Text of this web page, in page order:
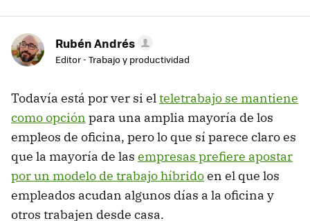
Rubén Andrés
Editor - Trabajo y productividad
Todavía está por ver si elteletrabajo se mantiene
como opción para una amplia mayoría de los
empleos de oficina, pero lo que sí parece claro es
que la mayoría de las empresas prefiere apostar
por un modelo de trabajo híbridoen el que los
empleados acudan algunos días a la oficina y
otros trabajen desde casa.